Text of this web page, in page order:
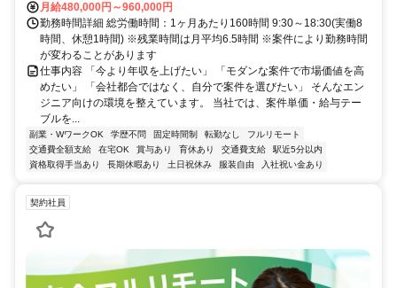
月給480,000円～960,000円
勤務時間詳細 総労働時間：1ヶ月あたり160時間 9:30～18:30(実働8
時間、休憩1時間) ※残業時間は月平均6.5時間 ※案件により勤務時間
が変わることがあります
仕事内容 「今より年収を上げたい」 「モダンな案件で市場価値を高
めたい」 「会社都合ではなく、自分で案件を選びたい」 そんなエン
ジニア向けの環境を整えています。 当社では、案件単価・給与テー
ブルを...
副業・WワークOK 学歴不問 固定時間制 転勤なし
フルリモート
交通費全額支給
在宅OK 賞与あり 育休あり 交通費支給
駅近5分以内
資格取得手当あり
長期休暇あり 土日祝休み 服装自由 入社祝い金あり
契約社員